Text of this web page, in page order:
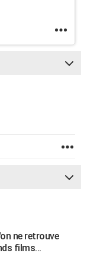
ne retrouve
films...